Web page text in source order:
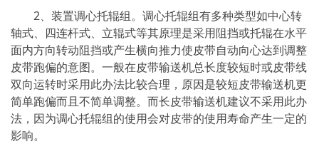
2、装置调心托辊组。调心托辊组有多种类型如中心转
轴式、四连杆式、立辊式等其原理是采用阻挡或托辊在水平
面内方向转动阻挡或产生横向推力使皮带自动向心达到调整
皮带跑偏的意图。一般在皮带输送机总长度较短时或皮带线
双向运转时采用此办法比较合理，原因是较短皮带输送机更
简单跑偏而且不简单调整。而长皮带输送机建议不采用此办
法，因为调心托辊组的使用会对皮带的使用寿命产生一定的
影响。